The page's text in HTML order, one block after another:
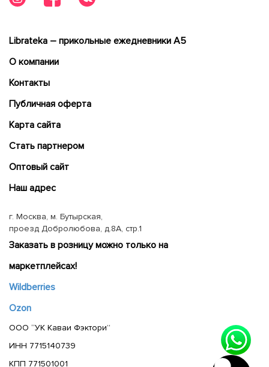
Librateka – прикольные ежедневники А5
О компании
Контакты
Публичная оферта
Карта сайта
Cтать партнером
Оптовый сайт
Наш адрес
г. Москва, м. Бутырская,
проезд Добролюбова, д.8А, стр.1
Заказать в розницу можно только на
маркетплейсах!
Wildberries
Ozon
ООО “УК Каваи Фэктори”
ИНН 7715140739
КПП 771501001